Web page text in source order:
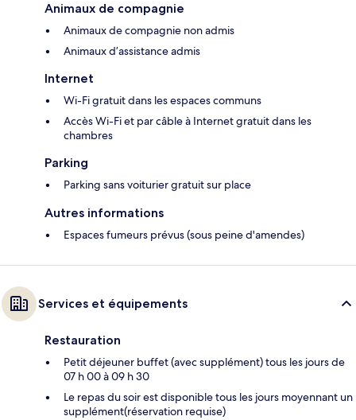
Animaux de compagnie
Animaux de compagnie non admis
Animaux d’assistance admis
Internet
Wi-Fi gratuit dans les espaces communs
Accès Wi-Fi et par câble à Internet gratuit dans les
chambres
Parking
Parking sans voiturier gratuit sur place
Autres informations
Espaces fumeurs prévus (sous peine d'amendes)
Services et équipements
Restauration
Petit déjeuner buffet (avec supplément) tous les jours de
07 h 00 à 09 h 30
Le repas du soir est disponible tous les jours moyennant un
supplément(réservation requise)